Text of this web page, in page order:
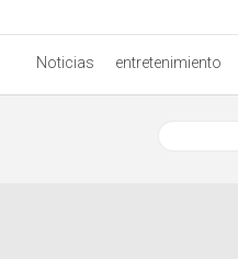
Noticias entretenimiento